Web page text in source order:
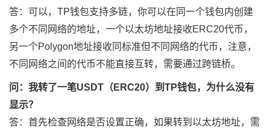
答：可以，TP钱包支持多链，你可以在同一个钱包内创建
多个不同网络的地址，一个以太坊地址接收ERC20代币，
另一个Polygon地址接收同标准但不同网络的代币，注意，
不同网络之间的代币不能直接互转，需要通过跨链桥。
问：我转了一笔USDT（ERC20）到TP钱包，为什么没有
显示？
答：首先检查网络是否设置正确，如果转到以太坊地址，需